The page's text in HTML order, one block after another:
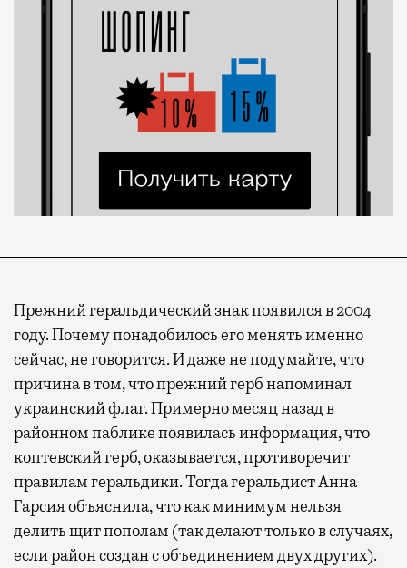
Прежний геральдический знак появился в 2004
году. Почему понадобилось его менять именно
сейчас, не говорится. И даже не подумайте, что
причина в том, что прежний герб напоминал
украинский флаг. Примерно месяц назад в
районном паблике появилась информация, что
коптевский герб, оказывается, противоречит
правилам геральдики. Тогда геральдист Анна
Гарсия объяснила, что как минимум нельзя
делить щит пополам (так делают только в случаях,
если район создан с объединением двух других).